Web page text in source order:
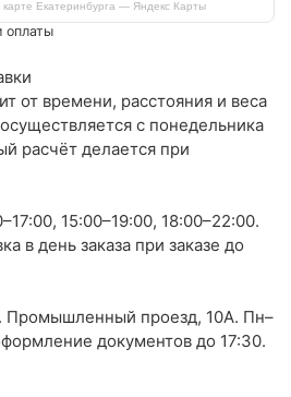
Екатеринбурга — Яндекс Карты
оплаты
от времени, расстояния и веса
с понедельника
расчёт делается при
15:00–19:00, 18:00–22:00.
в день заказа при заказе до
Промышленный проезд, 10А. Пн–
документов до 17:30.